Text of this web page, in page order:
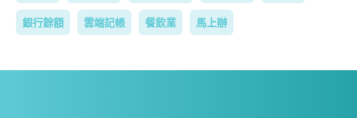
銀行餘額 雲端記帳 餐飲業 馬上辦